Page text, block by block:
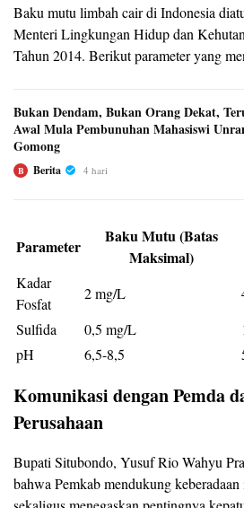
Baku mutu limbah cair di Indonesia
Menteri Lingkungan Hidup dan
Tahun 2014. Berikut parameter yang
Bukan Dendam, Bukan Orang Dekat,
Awal Mula Pembunuhan Mahasiswi
Gomong
B Berita 4 hari
Parameter
Baku Mutu (Batas
Maksimal)
Kadar
Fosfat
2 mg/L
Sulfida
0,5 mg/L
pH
6,5-8,5
Komunikasi dengan Pemda
Perusahaan
Bupati Situbondo, Yusuf Rio Wahyu
bahwa Pemkab mendukung